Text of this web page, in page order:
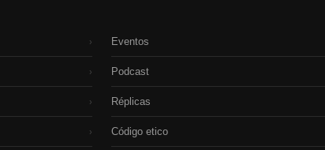
›
›
›
›
Eventos
Podcast
Réplicas
Código etico